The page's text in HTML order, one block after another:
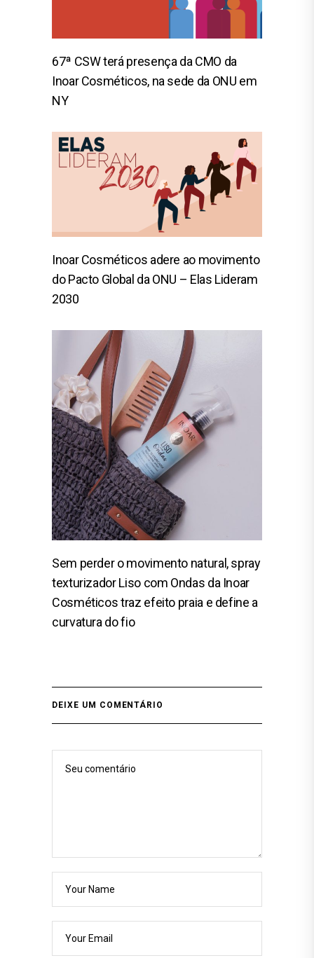
67ª CSW terá presença da CMO da
Inoar Cosméticos, na sede da ONU em
NY
Inoar Cosméticos adere ao movimento
do Pacto Global da ONU – Elas Lideram
2030
Sem perder o movimento natural, spray
texturizador Liso com Ondas da Inoar
Cosméticos traz efeito praia e define a
curvatura do fio
DEIXE UM COMENTÁRIO